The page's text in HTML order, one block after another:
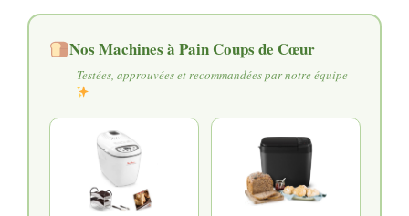
Nos Machines à Pain Coups de Cœur
Testées, approuvées et recommandées par notre équipe